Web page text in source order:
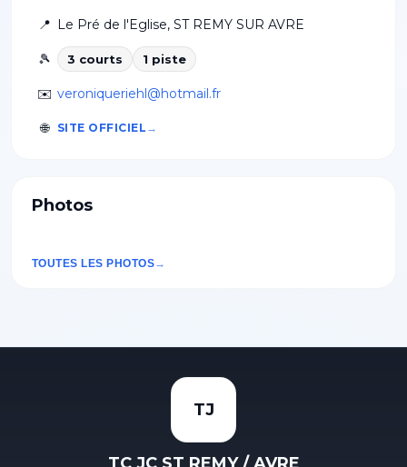
📍 Le Pré de l'Eglise, ST REMY SUR AVRE
🎾 3 courts 1 piste
✉️ veroniqueriehl@hotmail.fr
🌐 SITE OFFICIEL
Photos
TOUTES LES PHOTOS
TJ